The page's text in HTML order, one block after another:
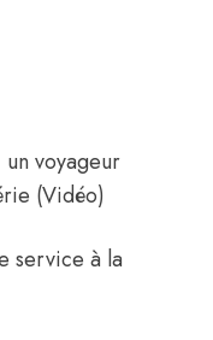
un voyageur
(Vidéo)
service à la